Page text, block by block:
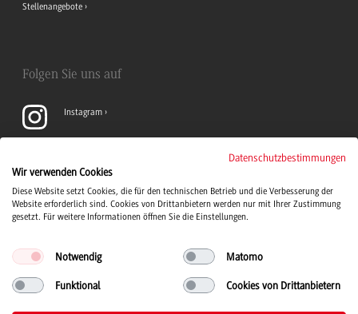
Stellenangebote
Folgen Sie uns auf
Instagram
LinkedIn
Datenschutzbestimmungen
Wir verwenden Cookies
Diese Website setzt Cookies, die für den technischen Betrieb und die Verbesserung der
Website erforderlich sind. Cookies von Drittanbietern werden nur mit Ihrer Zustimmung
gesetzt. Für weitere Informationen öffnen Sie die Einstellungen.
Notwendig Matomo
Funktional Cookies von Drittanbietern